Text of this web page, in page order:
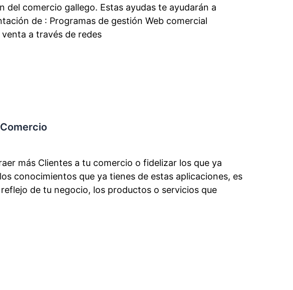
comercio gallego. Estas ayudas te ayudarán a
de : Programas de gestión Web comercial
a través de redes
más Clientes a tu comercio o fidelizar los que ya
conocimientos que ya tienes de estas aplicaciones, es
de tu negocio, los productos o servicios que